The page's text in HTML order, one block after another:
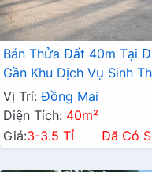
Bán Thửa Đất 40m Tại
Gần Khu Dịch Vụ Sinh
Vị Trí: Đồng Mai
Diện Tích: 40m²
Giá:3-3.5 Tỉ Đã Có